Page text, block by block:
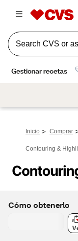
Inicio > Comprar
Contouring &
Cómo obtenerlo